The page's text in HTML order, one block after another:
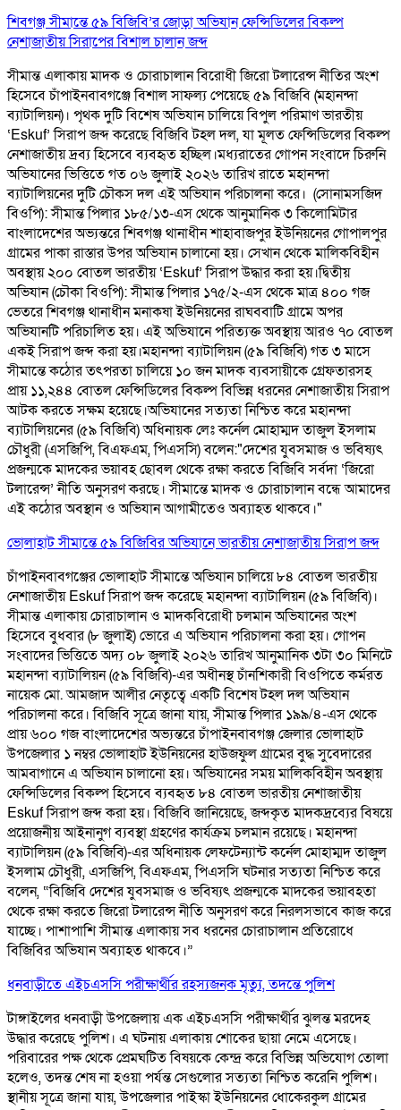
শিবগঞ্জ সীমান্তে ৫৯ বিজিবি’র জোড়া অভিযান ফেন্সিডিলের বিকল্প
নেশাজাতীয় সিরাপের বিশাল চালান জব্দ
সীমান্ত এলাকায় মাদক ও চোরাচালান বিরোধী জিরো টলারেন্স নীতির অংশ
হিসেবে চাঁপাইনবাবগঞ্জে বিশাল সাফল্য পেয়েছে ৫৯ বিজিবি (মহানন্দা
ব্যাটালিয়ন)। পৃথক দুটি বিশেষ অভিযান চালিয়ে বিপুল পরিমাণ ভারতীয়
‘Eskuf’ সিরাপ জব্দ করেছে বিজিবি টহল দল, যা মূলত ফেন্সিডিলের বিকল্প
নেশাজাতীয় দ্রব্য হিসেবে ব্যবহৃত হচ্ছিল। ​মধ্যরাতের গোপন সংবাদে চিরুনি
অভিযানের ভিত্তিতে গত ০৬ জুলাই ২০২৬ তারিখ রাতে মহানন্দা
ব্যাটালিয়নের দুটি চৌকস দল এই অভিযান পরিচালনা করে। ​ (সোনামসজিদ
বিওপি): সীমান্ত পিলার ১৮৫/১৩-এস থেকে আনুমানিক ৩ কিলোমিটার
বাংলাদেশের অভ্যন্তরে শিবগঞ্জ থানাধীন শাহাবাজপুর ইউনিয়নের গোপালপুর
গ্রামের পাকা রাস্তার উপর অভিযান চালানো হয়। সেখান থেকে মালিকবিহীন
অবস্থায় ২০০ বোতল ভারতীয় ‘Eskuf’ সিরাপ উদ্ধার করা হয়। ​দ্বিতীয়
অভিযান (চৌকা বিওপি): সীমান্ত পিলার ১৭৫/২-এস থেকে মাত্র ৪০০ গজ
ভেতরে শিবগঞ্জ থানাধীন মনাকষা ইউনিয়নের রাঘববাটি গ্রামে অপর
অভিযানটি পরিচালিত হয়। এই অভিযানে পরিত্যক্ত অবস্থায় আরও ৭০ বোতল
একই সিরাপ জব্দ করা হয়। ​ মহানন্দা ব্যাটালিয়ন (৫৯ বিজিবি) গত ৩ মাসে
সীমান্তে কঠোর তৎপরতা চালিয়ে ১০ জন মাদক ব্যবসায়ীকে গ্রেফতারসহ
প্রায় ১১,২৪৪ বোতল ফেন্সিডিলের বিকল্প বিভিন্ন ধরনের নেশাজাতীয় সিরাপ
আটক করতে সক্ষম হয়েছে। ​ ​অভিযানের সত্যতা নিশ্চিত করে মহানন্দা
ব্যাটালিয়নের (৫৯ বিজিবি) অধিনায়ক লেঃ কর্নেল মোহাম্মদ তাজুল ইসলাম
চৌধুরী (এসজিপি, বিএফএম, পিএসসি) বলেন: ​"দেশের যুবসমাজ ও ভবিষ্যৎ
প্রজন্মকে মাদকের ভয়াবহ ছোবল থেকে রক্ষা করতে বিজিবি সর্বদা ‘জিরো
টলারেন্স’ নীতি অনুসরণ করছে। সীমান্তে মাদক ও চোরাচালান বন্ধে আমাদের
এই কঠোর অবস্থান ও অভিযান আগামীতেও অব্যাহত থাকবে।"
ভোলাহাট সীমান্তে ৫৯ বিজিবির অভিযানে ভারতীয় নেশাজাতীয় সিরাপ জব্দ
চাঁপাইনবাবগঞ্জের ভোলাহাট সীমান্তে অভিযান চালিয়ে ৮৪ বোতল ভারতীয়
নেশাজাতীয় Eskuf সিরাপ জব্দ করেছে মহানন্দা ব্যাটালিয়ন (৫৯ বিজিবি)।
সীমান্ত এলাকায় চোরাচালান ও মাদকবিরোধী চলমান অভিযানের অংশ
হিসেবে বুধবার (৮ জুলাই) ভোরে এ অভিযান পরিচালনা করা হয়। গোপন
সংবাদের ভিত্তিতে অদ্য ০৮ জুলাই ২০২৬ তারিখ আনুমানিক ৩টা ৩০ মিনিটে
মহানন্দা ব্যাটালিয়ন (৫৯ বিজিবি)-এর অধীনস্থ চাঁনশিকারী বিওপিতে কর্মরত
নায়েক মো. আমজাদ আলীর নেতৃত্বে একটি বিশেষ টহল দল অভিযান
পরিচালনা করে। বিজিবি সূত্রে জানা যায়, সীমান্ত পিলার ১৯৯/৪-এস থেকে
প্রায় ৬০০ গজ বাংলাদেশের অভ্যন্তরে চাঁপাইনবাবগঞ্জ জেলার ভোলাহাট
উপজেলার ১ নম্বর ভোলাহাট ইউনিয়নের হাউজফুল গ্রামের বুদ্ধ সুবেদারের
আমবাগানে এ অভিযান চালানো হয়। অভিযানের সময় মালিকবিহীন অবস্থায়
ফেন্সিডিলের বিকল্প হিসেবে ব্যবহৃত ৮৪ বোতল ভারতীয় নেশাজাতীয়
Eskuf সিরাপ জব্দ করা হয়। বিজিবি জানিয়েছে, জব্দকৃত মাদকদ্রব্যের বিষয়ে
প্রয়োজনীয় আইনানুগ ব্যবস্থা গ্রহণের কার্যক্রম চলমান রয়েছে। মহানন্দা
ব্যাটালিয়ন (৫৯ বিজিবি)-এর অধিনায়ক লেফটেন্যান্ট কর্নেল মোহাম্মদ তাজুল
ইসলাম চৌধুরী, এসজিপি, বিএফএম, পিএসসি ঘটনার সত্যতা নিশ্চিত করে
বলেন, “বিজিবি দেশের যুবসমাজ ও ভবিষ্যৎ প্রজন্মকে মাদকের ভয়াবহতা
থেকে রক্ষা করতে জিরো টলারেন্স নীতি অনুসরণ করে নিরলসভাবে কাজ করে
যাচ্ছে। পাশাপাশি সীমান্ত এলাকায় সব ধরনের চোরাচালান প্রতিরোধে
বিজিবির অভিযান অব্যাহত থাকবে।”
ধনবাড়ীতে এইচএসসি পরীক্ষার্থীর রহস্যজনক মৃত্যু, তদন্তে পুলিশ
টাঙ্গাইলের ধনবাড়ী উপজেলায় এক এইচএসসি পরীক্ষার্থীর ঝুলন্ত মরদেহ
উদ্ধার করেছে পুলিশ। এ ঘটনায় এলাকায় শোকের ছায়া নেমে এসেছে।
পরিবারের পক্ষ থেকে প্রেমঘটিত বিষয়কে কেন্দ্র করে বিভিন্ন অভিযোগ তোলা
হলেও, তদন্ত শেষ না হওয়া পর্যন্ত সেগুলোর সত্যতা নিশ্চিত করেনি পুলিশ।
স্থানীয় সূত্রে জানা যায়, উপজেলার পাইস্কা ইউনিয়নের ধোকেরকুল গ্রামের